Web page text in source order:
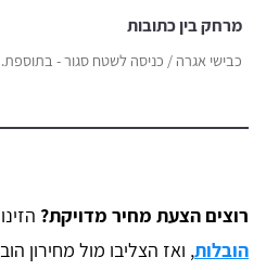
מרחק בין כתובות
כבישי אגרה / כניסה לשטח סגור - בתוספת.
רוצים הצעת מחיר מדויקת?
הובלות